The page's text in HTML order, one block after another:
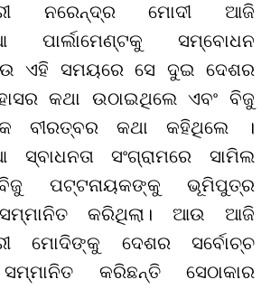
ନରେନ୍ଦ୍ର ମୋଦୀ ଆଜି
ପାର୍ଲାମେଣ୍ଟକୁ ସମ୍ବୋଧନ
ଏହି ସମୟରେ ସେ ଦୁଇ ଦେଶର
କଥା ଉଠାଇଥିଲେ ଏବଂ ବିଜୁ
ବୀରତ୍ବର କଥା କହିଥିଲେ ।
ସ୍ବାଧନତା ସଂଗ୍ରାମରେ ସାମିଲ
ପଟ୍ଟନାୟକଙ୍କୁ ଭୂମିପୁତ୍ର
ସମ୍ମାନିତ କରିଥିଲା। ଆଉ ଆଜି
ମୋଦିଙ୍କୁ ଦେଶର ସର୍ବୋଚ୍ଚ
କରିଛନ୍ତି ସେଠାକାର